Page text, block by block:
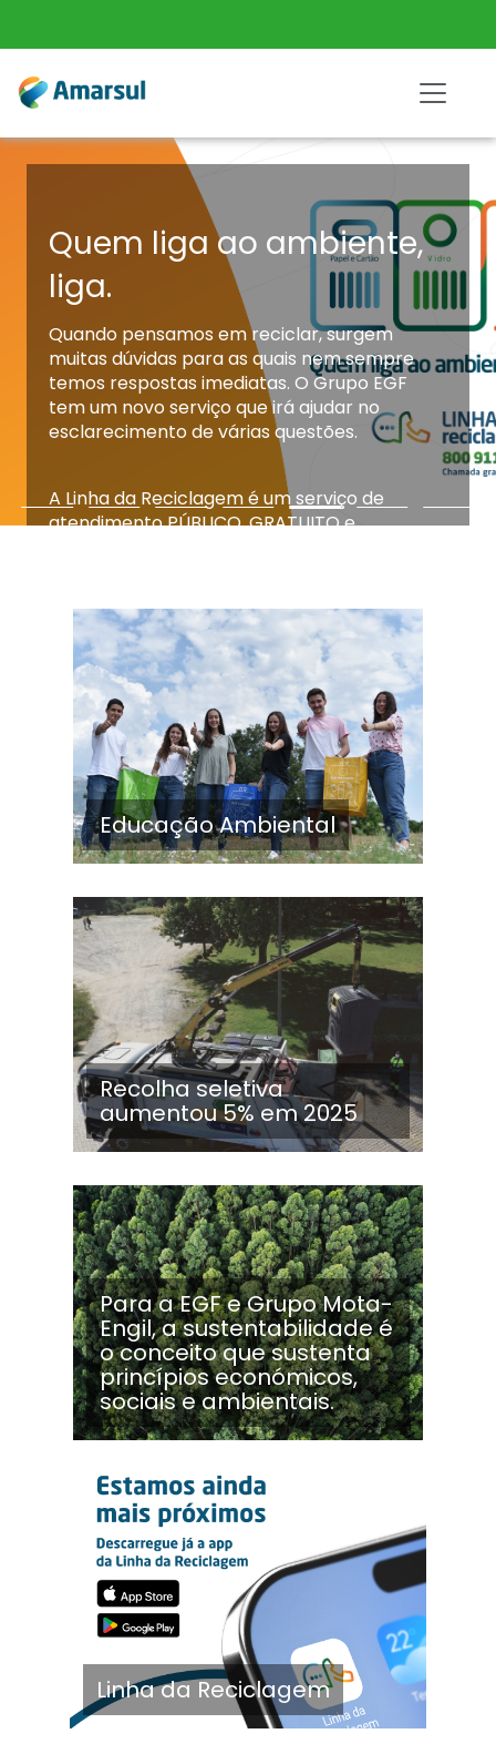
Quem liga ao ambiente,
liga.
Quando pensamos em reciclar, surgem
muitas dúvidas para as quais nem sempre
temos respostas imediatas. O Grupo EGF
tem um novo serviço que irá ajudar no
esclarecimento de várias questões.
A Linha da Reciclagem é um serviço de
atendimento PÚBLICO, GRATUITO e
sugestões, reclamações, elogios e pedidos de
serviço relacionados com a recolha e
tratamento de resíduos urbanos.
Saiba Mais
Educação Ambiental
Recolha seletiva
aumentou 5% em 2025
Para a EGF e Grupo Mota-
Engil, a sustentabilidade é
o conceito que sustenta
princípios económicos,
sociais e ambientais.
Linha da Reciclagem